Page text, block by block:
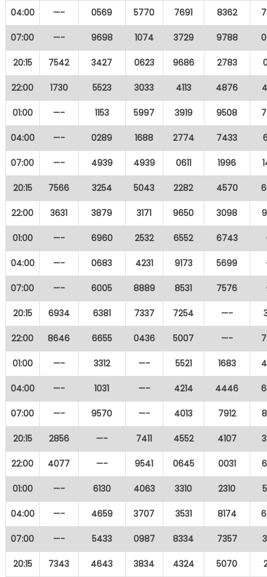
04:00 —- 0569 5770 7691 8362
07:00 —- 9698 1074 3729 9788
20:15 7542 3427 0623 9686 2783
22:00 1730 5523 3033 4113 4876
01:00 —- 1153 5997 3919 9508
04:00 —- 0289 1688 2774 7433
07:00 —- 4939 4939 0611 1996
20:15 7566 3254 5043 2282 4570
22:00 3631 3879 3171 9650 3098
01:00 —- 6960 2532 6552 6743
04:00 —- 0683 4231 9173 5699
07:00 —- 6005 8889 8531 7576
20:15 6934 6381 7337 7254 —-
22:00 8646 6655 0436 5007 —-
01:00 —- 3312 —- 5521 1683
04:00 —- 1031 —- 4214 4446
07:00 —- 9570 —- 4013 7912
20:15 2856 —- 7411 4552 4107
22:00 4077 —- 9541 0645 0031
01:00 —- 6130 4063 3310 2310
04:00 —- 4659 3707 3531 8174
07:00 —- 5433 0987 8334 7357
20:15 7343 4643 3834 4324 5070